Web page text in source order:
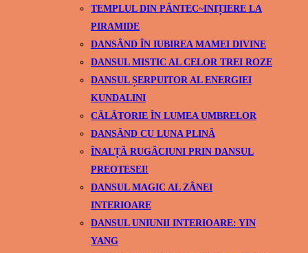
TEMPLUL DIN PÂNTEC~INIȚIERE LA
PIRAMIDE
DANSÂND ÎN IUBIREA MAMEI DIVINE
DANSUL MISTIC AL CELOR TREI ROZE
DANSUL ȘERPUITOR AL ENERGIEI
KUNDALINI
CĂLĂTORIE ÎN LUMEA UMBRELOR
DANSÂND CU LUNA PLINĂ
ÎNALȚĂ RUGĂCIUNI PRIN DANSUL
PREOTESEI!
DANSUL MAGIC AL ZÂNEI
INTERIOARE
DANSUL UNIUNII INTERIOARE: YIN
YANG